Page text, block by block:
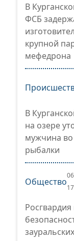
В
ФСБ
крупной
мефедрона
В
на озере
мужчина
рыбалки
Общество